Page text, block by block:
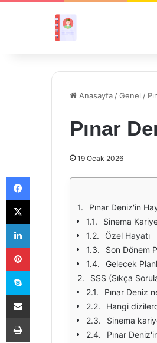
Anasayfa /Genel /
Pınar
19 Ocak 2026
Pınar Deniz'in
Sinema
Özel Hayatı
Son Dönem
Gelecek
SSS (Sıkça
Pınar Deniz
Hangi
Sinema
Pınar
Facebook
X
LinkedIn
Pinterest
Skype
E-Posta ile paylaş